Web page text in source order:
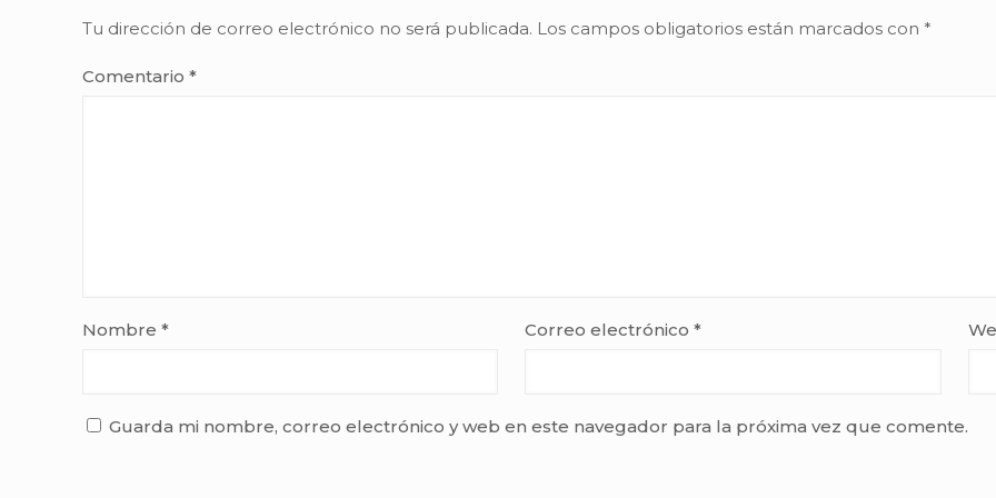
Tu dirección de correo electrónico no será publicada. Los campos obligatorios están marcados con *
Comentario *
Nombre * Correo electrónico*
Guarda mi nombre, correo electrónico y web en este navegador para la próxima vez que comente.